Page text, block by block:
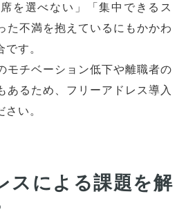
を選べない」「集中できるス
た不満を抱えているにもかかわ
す。
モチベーション低下や離職者の
あるため、フリーアドレス導入
い。
スによる課題を解